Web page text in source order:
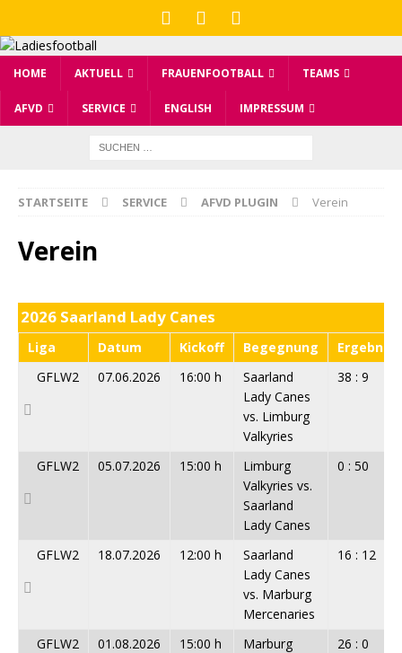
HOME AKTUELL FRAUENFOOTBALL TEAMS
AFVD SERVICE ENGLISH IMPRESSUM
STARTSEITE SERVICE AFVD PLUGIN Verein
Verein
2026 Saarland Lady Canes
Liga Datum Kickoff Begegnung
Ergebnis
GFLW2
07.06.2026 16:00 h
Saarland
Lady Canes
vs. Limburg
Valkyries
38 : 9
GFLW2 05.07.2026 15:00 h
Limburg
Valkyries vs.
Saarland
Lady Canes
0 : 50
GFLW2 18.07.2026 12:00 h
Saarland
Lady Canes
vs. Marburg
Mercenaries
16 : 12
GFLW2 01.08.2026 15:00 h
Marburg
26 : 0